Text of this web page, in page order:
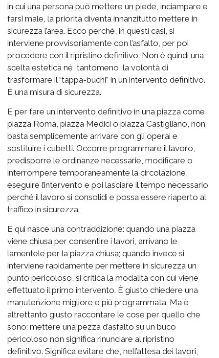
in cui una persona può mettere un piede, inciampare e
farsi male, la priorità diventa innanzitutto mettere in
sicurezza l’area. Ecco perché, in questi casi, si
interviene provvisoriamente con l’asfalto, per poi
procedere con il ripristino definitivo. Non è quindi una
scelta estetica né, tantomeno, la volontà di
trasformare il “tappa-buchi” in un intervento definitivo.
È una misura di sicurezza.
E per fare un intervento definitivo in una piazza come
piazza Roma, piazza Medici o piazza Castigliano, non
basta semplicemente arrivare con gli operai e
sostituire i cubetti. Occorre programmare il lavoro,
predisporre le ordinanze necessarie, modificare o
interrompere temporaneamente la circolazione,
eseguire l’intervento e poi lasciare il tempo necessario
perché il lavoro si consolidi e possa essere riaperto al
traffico in sicurezza.
E qui nasce una contraddizione: quando una piazza
viene chiusa per consentire i lavori, arrivano le
lamentele per la piazza chiusa; quando invece si
interviene rapidamente per mettere in sicurezza un
punto pericoloso, si critica la modalità con cui viene
effettuato il primo intervento. È giusto chiedere una
manutenzione migliore e più programmata. Ma è
altrettanto giusto raccontare le cose per quello che
sono: mettere una pezza d’asfalto su un buco
pericoloso non significa rinunciare al ripristino
definitivo. Significa evitare che, nell’attesa dei lavori,